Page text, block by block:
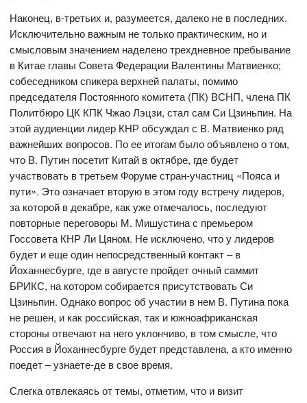
Наконец, в-третьих и, разумеется, далеко не в последних.
Исключительно важным не только практическим, но и
смысловым значением наделено трехдневное пребывание
в Китае главы Совета Федерации Валентины Матвиенко;
собеседником спикера верхней палаты, помимо
председателя Постоянного комитета (ПК) ВСНП, члена ПК
Политбюро ЦК КПК Чжао Лэцзи, стал сам Си Цзиньпин. На
этой аудиенции лидер КНР обсуждал с В. Матвиенко ряд
важнейших вопросов. По ее итогам было объявлено о том,
что В. Путин посетит Китай в октябре, где будет
участвовать в третьем Форуме стран-участниц «Пояса и
пути». Это означает вторую в этом году встречу лидеров,
за которой в декабре, как уже отмечалось, последуют
повторные переговоры М. Мишустина с премьером
Госсовета КНР Ли Цяном. Не исключено, что у лидеров
будет и еще один непосредственный контакт – в
Йоханнесбурге, где в августе пройдет очный саммит
БРИКС, на котором собирается присутствовать Си
Цзиньпин. Однако вопрос об участии в нем В. Путина пока
не решен, и как российская, так и южноафриканская
стороны отвечают на него уклончиво, в том смысле, что
Россия в Йоханнесбурге будет представлена, а кто именно
поедет – узнаете-де в свое время.
Слегка отвлекаясь от темы, отметим, что и визит